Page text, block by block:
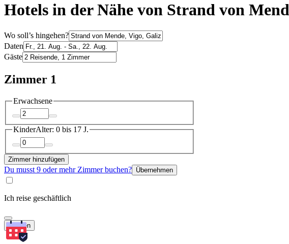
Hotels in der Nähe von Strand von
Wo soll’s hingehen?
Daten
Gäste
Zimmer 1
Erwachsene
KinderAlter: 0 bis 17 J.
Zimmer hinzufügen
Du musst 9 oder mehr Zimmer buchen? Übernehmen
Ich reise geschäftlich
Suchen